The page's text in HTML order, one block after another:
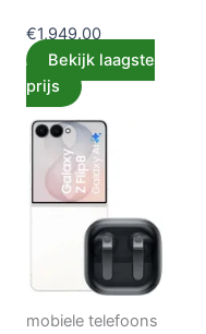
€1,949.00
Bekijk laagste
prijs
mobiele telefoons